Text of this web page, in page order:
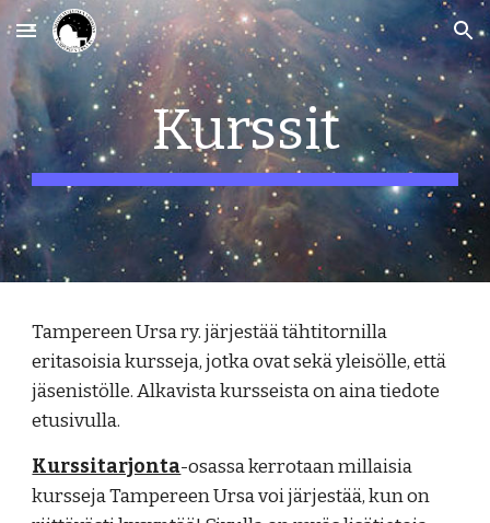
Skip to main content Skip to navigation
Kurssit
Tampereen Ursa ry. järjestää tähtitornilla
eritasoisia kursseja, jotka ovat sekä yleisölle, että
jäsenistölle. Alkavista kursseista on aina tiedote
etusivulla.
Kurssitarjonta-osassa kerrotaan millaisia
kursseja Tampereen Ursa voi järjestää, kun on